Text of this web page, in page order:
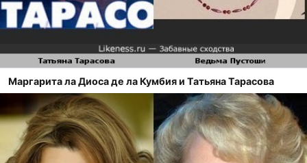
Маргарита ла Диоса де ла Кумбия и Татьяна Тарасова